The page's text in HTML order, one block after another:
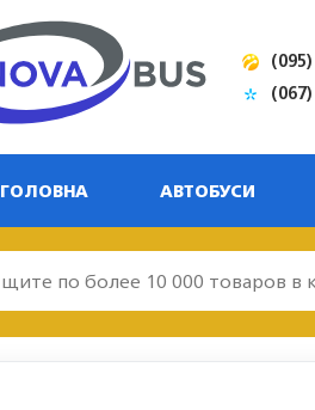
(095)
(067)
ГОЛОВНА АВТОБУСИ